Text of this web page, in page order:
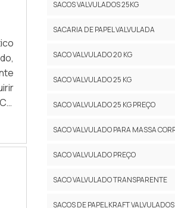
e
é
e
a
SACOS VALVULADOS 25KG
SACARIA DE PAPEL VALVULADA
SACO VALVULADO 20 KG
SACO VALVULADO 25 KG
SACO VALVULADO 25 KG PREÇO
SACO VALVULADO PARA MASSA
SACO VALVULADO PREÇO
SACO VALVULADO TRANSPARENTE
SACOS DE PAPEL KRAFT VALVULADOS